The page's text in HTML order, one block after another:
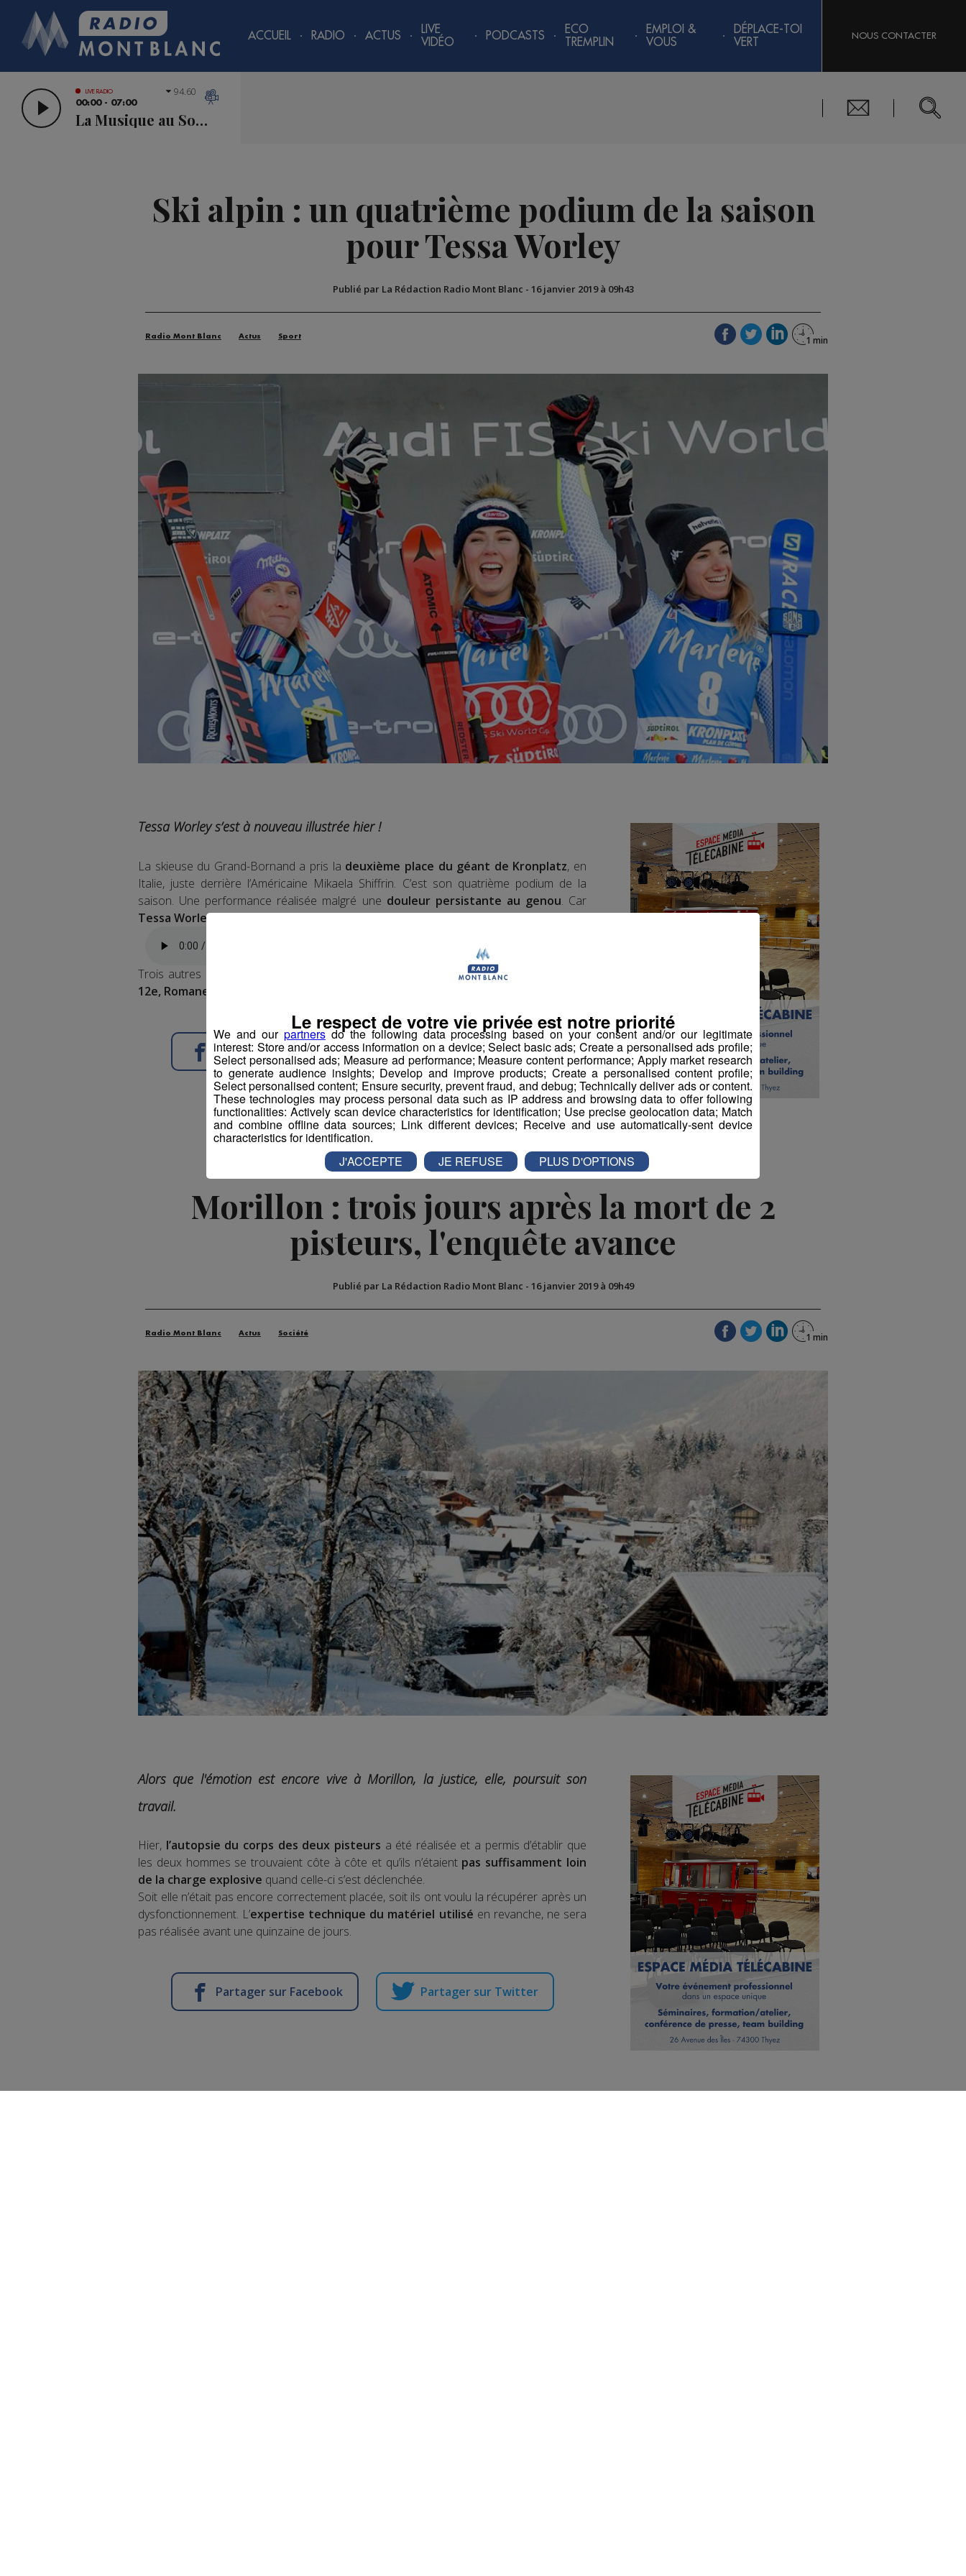
ACCUEIL RADIO ACTUS
LIVE
VIDÉO
PODCASTS
ECO
TREMPLIN
EMPLOI &
VOUS
DÉPLACE-TOI
VERT
NOUS CONTACTER
LIVE RADIO
00:00 - 07:00
La Musique au Sommet
94.60
Ski alpin : un quatrième podium de la saison
pour Tessa Worley
Publié par La Rédaction Radio Mont Blanc - 16 janvier 2019 à 09h43
Radio Mont Blanc Actus Sport
Tessa Worley s’est à nouveau illustrée hier !
La skieuse du Grand-Bornand a pris la deuxième place du géant de Kronplatz, en
Italie, juste derrière l’Américaine Mikaela Shiffrin. C’est son quatrième podium de la
saison. Une performance réalisée malgré une douleur persistante au genou. Car
Tessa Worley a réussi à gérer cette douleur.
Trois autres Françaises ont réussi à intégrer le top 30 :
Coralie Frasse-Sombet est
12e, Romane Miradoli, 19e et Clara Direz, 21e
Partager sur Facebook Partager sur Twitter
Morillon : trois jours après la mort de 2
pisteurs, l'enquête avance
Publié par La Rédaction Radio Mont Blanc - 16 janvier 2019 à 09h49
Radio Mont Blanc Actus Société
Alors que l'émotion est encore vive à Morillon, la justice, elle, poursuit son
travail.
Hier, l’autopsie du corps des deux pisteurs a été réalisée et a permis d’établir que
les deux hommes se trouvaient côte à côte et qu’ils n’étaient pas suffisamment loin
de la charge explosive quand celle-ci s’est déclenchée.
Soit elle n’était pas encore correctement placée, soit ils ont voulu la récupérer après un
dysfonctionnement. L’expertise technique du matériel utilisé en revanche, ne sera
pas réalisée avant une quinzaine de jours.
Partager sur Facebook Partager sur Twitter
We and our partnersdo the following data processing based on your consent and/or our legitimate
interest: Store and/or access information on a device; Select basic ads; Create a personalised ads profile;
Select personalised ads; Measure ad performance; Measure content performance; Apply market research
to generate audience insights; Develop and improve products; Create a personalised content profile;
Select personalised content; Ensure security, prevent fraud, and debug; Technically deliver ads or content.
These technologies may process personal data such as IP address and browsing data to offer following
functionalities: Actively scan device characteristics for identification; Use precise geolocation data; Match
and combine offline data sources; Link different devices; Receive and use automatically-sent device
characteristics for identification.
Le respect de votre vie privée est notre priorité
J'ACCEPTE JE REFUSE PLUS D'OPTIONS